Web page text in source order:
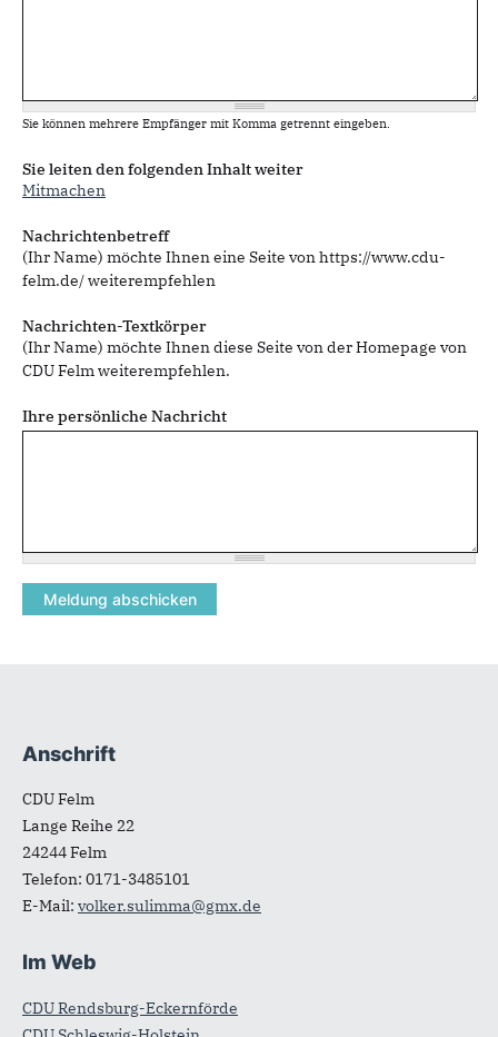
Sie können mehrere Empfänger mit Komma getrennt eingeben.
Sie leiten den folgenden Inhalt weiter
Mitmachen
Nachrichtenbetreff
(Ihr Name) möchte Ihnen eine Seite von https://www.cdu-
felm.de/ weiterempfehlen
Nachrichten-Textkörper
(Ihr Name) möchte Ihnen diese Seite von der Homepage von
CDU Felm weiterempfehlen.
Ihre persönliche Nachricht
Fußbereich
Anschrift
CDU Felm
Lange Reihe 22
24244Felm
Telefon: 0171-3485101
E-Mail: volker.sulimma@gmx.de
Im Web
CDU Rendsburg-Eckernförde